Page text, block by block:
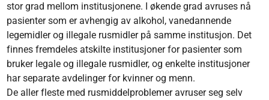
stor grad mellom institusjonene. I økende grad avruses nå
pasienter som er avhengig av alkohol, vanedannende
legemidler og illegale rusmidler på samme institusjon. Det
finnes fremdeles atskilte institusjoner for pasienter som
bruker legale og illegale rusmidler, og enkelte institusjoner
har separate avdelinger for kvinner og menn.
De aller fleste med rusmiddelproblemer avruser seg selv